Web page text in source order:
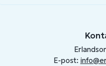
E-post: